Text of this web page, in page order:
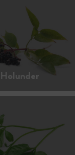
Holunder